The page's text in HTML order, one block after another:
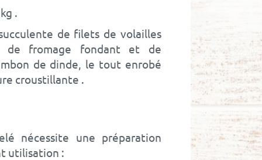
de filets de volailles
de fromage fondant et de
de dinde, le tout enrobé
croustillante
nécessite une préparation
utilisation :